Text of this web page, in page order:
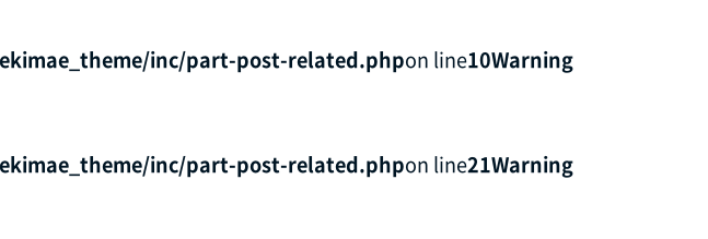
inc/part-post-related.phpon line10Warning
inc/part-post-related.phpon line21Warning